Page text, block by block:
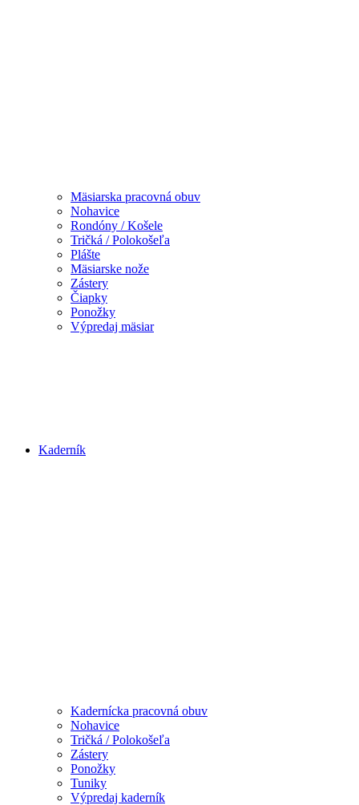
Mäsiarska pracovná obuv
Nohavice
Rondóny / Košele
Tričká / Polokošeľa
Plášte
Mäsiarske nože
Zástery
Čiapky
Ponožky
Výpredaj mäsiar
Kaderník
Kadernícka pracovná obuv
Nohavice
Tričká / Polokošeľa
Zástery
Ponožky
Tuniky
Výpredaj kaderník